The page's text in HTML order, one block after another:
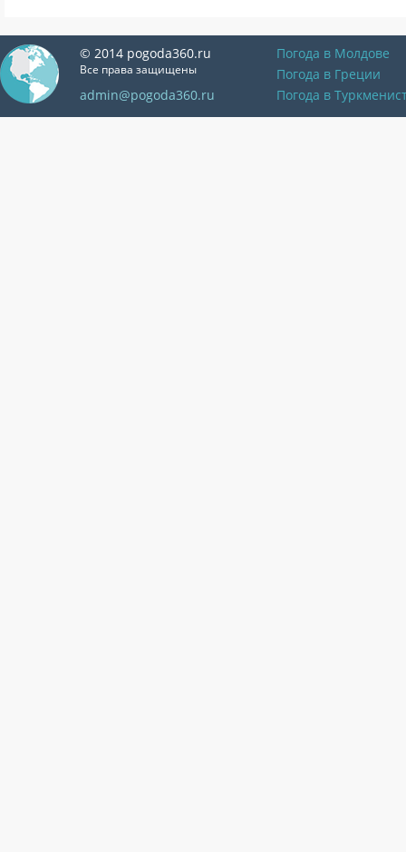
© 2014 pogoda360.ru
Все права защищены
admin@pogoda360.ru
Погода в Молдове
Погода в Греции
Погода в